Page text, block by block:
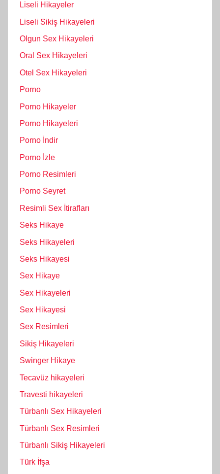
Liseli Hikayeler
Liseli Sikiş Hikayeleri
Olgun Sex Hikayeleri
Oral Sex Hikayeleri
Otel Sex Hikayeleri
Porno
Porno Hikayeler
Porno Hikayeleri
Porno İndir
Porno İzle
Porno Resimleri
Porno Seyret
Resimli Sex İtirafları
Seks Hikaye
Seks Hikayeleri
Seks Hikayesi
Sex Hikaye
Sex Hikayeleri
Sex Hikayesi
Sex Resimleri
Sikiş Hikayeleri
Swinger Hikaye
Tecavüz hikayeleri
Travesti hikayeleri
Türbanlı Sex Hikayeleri
Türbanlı Sex Resimleri
Türbanlı Sikiş Hikayeleri
Türk İfşa